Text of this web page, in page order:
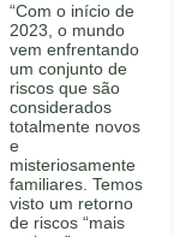
“Com o início de
2023, o mundo
vem enfrentando
um conjunto de
riscos que são
considerados
totalmente novos
e
misteriosamente
familiares. Temos
visto um retorno
de riscos “mais